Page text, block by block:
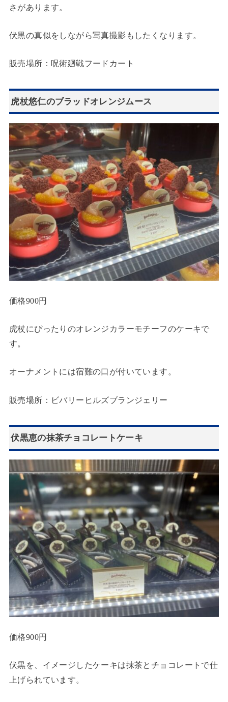
さがあります。
伏黒の真似をしながら写真撮影もしたくなります。
販売場所：呪術廻戦フードカート
虎杖悠仁のブラッドオレンジムース
価格900円
虎杖にぴったりのオレンジカラーモチーフのケーキで
す。
オーナメントには宿難の口が付いています。
販売場所：ビバリーヒルズブランジェリー
伏黒恵の抹茶チョコレートケーキ
価格900円
伏黒を、イメージしたケーキは抹茶とチョコレートで仕
上げられています。